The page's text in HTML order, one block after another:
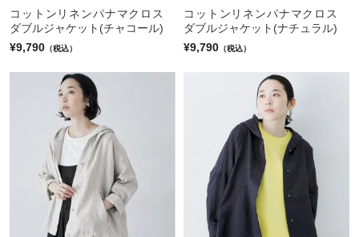
コットンリネンパナマクロス
ダブルジャケット(チャコール)
¥9,790 （税込）
コットンリネンパナマクロス
ダブルジャケット(ナチュラル)
¥9,790 （税込）